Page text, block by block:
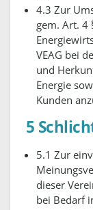
4.3 Zur
gem. Art. 4
VEAG bei
und
Energie
Kunden
5
5.1 Zur
dieser
bei Bedarf